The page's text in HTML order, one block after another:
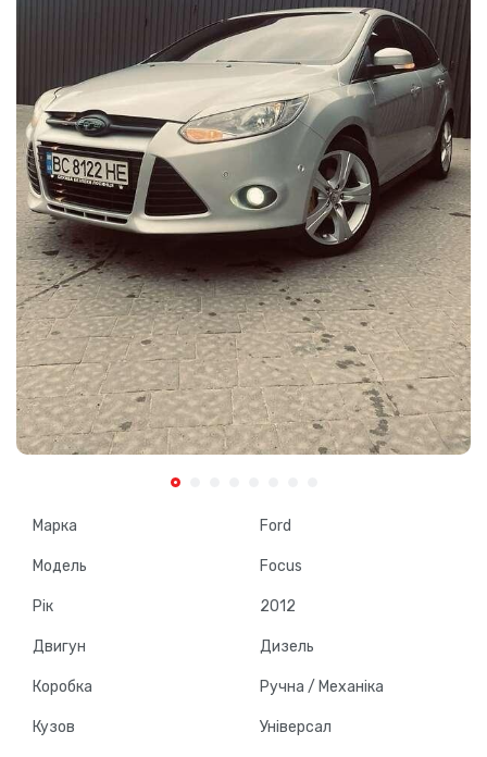
Марка Ford
Модель Focus
Рік 2012
Двигун Дизель
Коробка Ручна / Механіка
Кузов Універсал